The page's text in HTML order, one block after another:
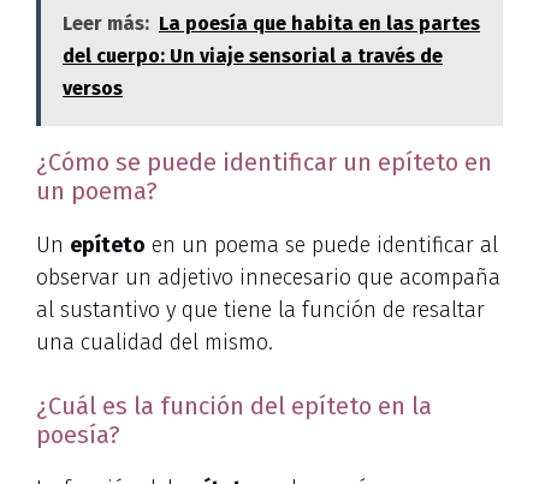
Leer más: La poesía que habita en las partes
del cuerpo: Un viaje sensorial a través de
versos
¿Cómo se puede identificar un epíteto en
un poema?
Un epíteto en un poema se puede identificar al
observar un adjetivo innecesario que acompaña
al sustantivo y que tiene la función de resaltar
una cualidad del mismo.
¿Cuál es la función del epíteto en la
poesía?